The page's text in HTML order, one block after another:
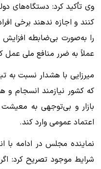
وی تأکید کرد: دستگاه‌های
کنند و اجازه ندهند برخی
را به‌صورت بی‌ضابطه افزایش
عملاً به ضرر منافع ملی عمل
میرزایی با هشدار نسبت به
که کشور نیازمند انسجام
بازار و بی‌توجهی به
اعتماد عمومی وارد کند.
نماینده مجلس در ادامه با
شرایط موجود تصریح کرد: